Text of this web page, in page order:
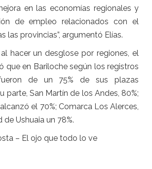
en las economías regionales y
de empleo relacionados con el
las provincias”, argumentó Elías.
hacer un desglose por regiones, el
que en Bariloche según los registros
de un 75% de sus plazas
parte, San Martín de los Andes, 80%;
el 70%; Comarca Los Alerces,
de Ushuaia un 78%.
– El ojo que todo lo ve